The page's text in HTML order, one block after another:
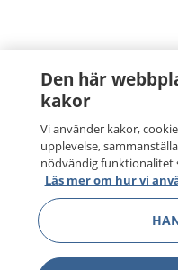
Den här
kakor
Vi använder kakor,
upplevelse,
nödvändig funktionalitet
Läs mer om hur vi